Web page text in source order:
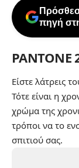
πηγή
PANTONE
Είστε λάτρεις
Τότε είναι η
χρώμα της
τρόποι να το
σπιτιού σας.